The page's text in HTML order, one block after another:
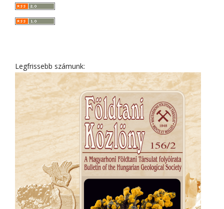
Legfrissebb számunk: